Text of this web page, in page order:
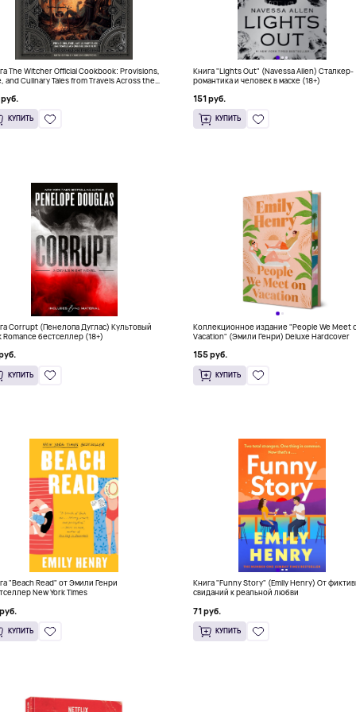
The Witcher Official Cookbook: Provisions,
and Culinary Tales from Travels Across the
КУПИТЬ
Книга "Lights Out" (Navessa Allen) Сталкер-
романтика и человек в маске (18+)
151 руб.
КУПИТЬ
Corrupt (Пенелопа Дуглас) Культовый
Romance бестселлер (18+)
КУПИТЬ
Коллекционное издание "People We Meet
Vacation" (Эмили Генри) Deluxe Hardcover
155 руб.
КУПИТЬ
"Beach Read" от Эмили Генри
New York Times
КУПИТЬ
Книга "Funny Story" (Emily Henry) От
свиданий к реальной любви
71 руб.
КУПИТЬ